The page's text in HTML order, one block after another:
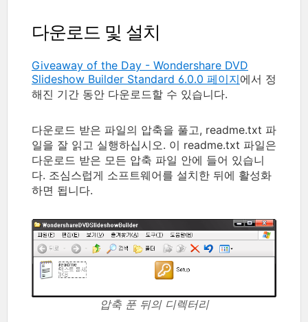
다운로드 및 설치
Giveaway of the Day - Wondershare DVD
Slideshow Builder Standard 6.0.0 페이지에서 정
해진 기간 동안 다운로드할 수 있습니다.
다운로드 받은 파일의 압축을 풀고, readme.txt 파
일을 잘 읽고 실행하십시오. 이 readme.txt 파일은
다운로드 받은 모든 압축 파일 안에 들어 있습니
다. 조심스럽게 소프트웨어를 설치한 뒤에 활성화
하면 됩니다.
압축 푼 뒤의 디렉터리